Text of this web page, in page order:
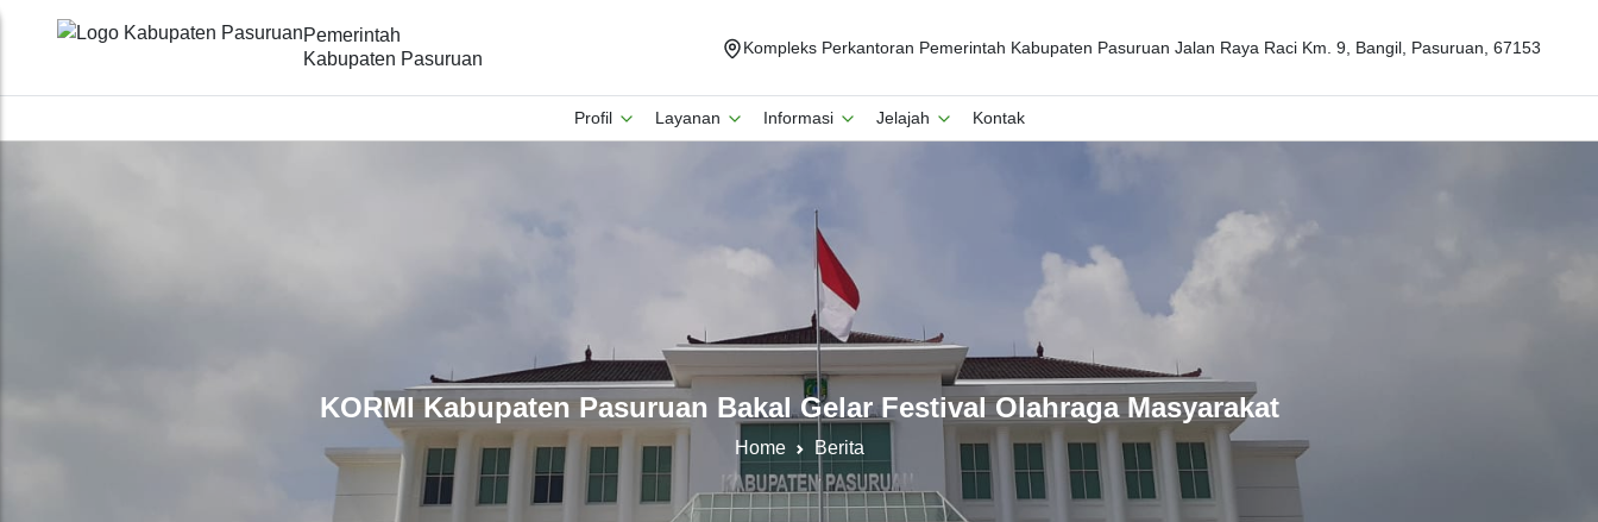
Pemerintah
Kabupaten Pasuruan
Kompleks Perkantoran Pemerintah Kabupaten Pasuruan Jalan Raya Raci Km. 9, Bangil, Pasuruan, 67153
Profil Layanan Informasi Jelajah Kontak
KORMI Kabupaten Pasuruan Bakal Gelar Festival Olahraga Masyarakat
Home Berita